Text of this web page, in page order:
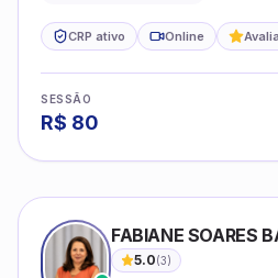
CRP ativo Online
SESSÃO
R$ 80
FABIANE SOARES
5.0(3)